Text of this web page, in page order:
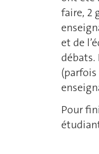
faire, 2
et de
Pour